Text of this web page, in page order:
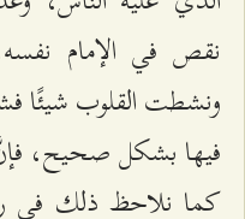
نقص في الإمام
ونشطت القلوب شيئًا
فيها بشكل صحيح،
كما نلاحظ ذلك في